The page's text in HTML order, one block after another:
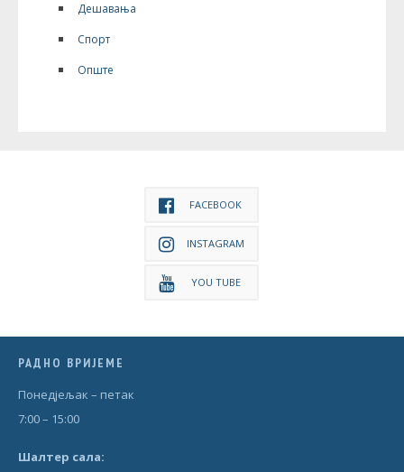
Дешавања
Спорт
Опште
FACEBOOK
INSTAGRAM
YOU TUBE
РАДНО ВРИЈЕМЕ
Понедjељак – петак
7:00 – 15:00
Шалтер сала: